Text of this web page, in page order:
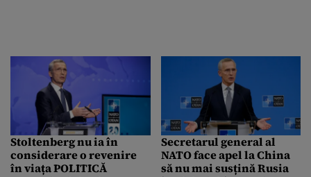
Stoltenberg nu ia în
considerare o revenire
în viața POLITICĂ
Secretarul general al
NATO face apel la China
să nu mai susțină Rusia